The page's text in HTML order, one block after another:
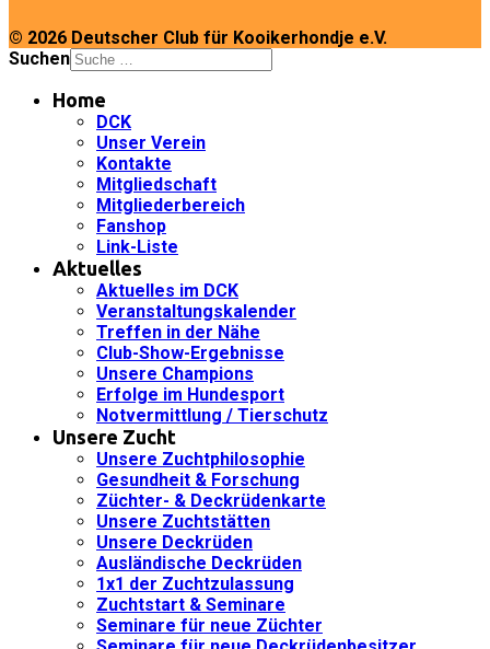
© 2026 Deutscher Club für Kooikerhondje e.V.
Suchen
Home
DCK
Unser Verein
Kontakte
Mitgliedschaft
Mitgliederbereich
Fanshop
Link-Liste
Aktuelles
Aktuelles im DCK
Veranstaltungskalender
Treffen in der Nähe
Club-Show-Ergebnisse
Unsere Champions
Erfolge im Hundesport
Notvermittlung / Tierschutz
Unsere Zucht
Unsere Zuchtphilosophie
Gesundheit & Forschung
Züchter- & Deckrüdenkarte
Unsere Zuchtstätten
Unsere Deckrüden
Ausländische Deckrüden
1x1 der Zuchtzulassung
Zuchtstart & Seminare
Seminare für neue Züchter